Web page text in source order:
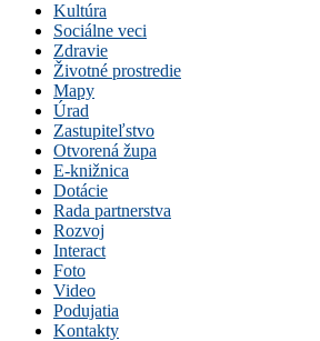
Kultúra
Sociálne veci
Zdravie
Životné prostredie
Mapy
Úrad
Zastupiteľstvo
Otvorená župa
E-knižnica
Dotácie
Rada partnerstva
Rozvoj
Interact
Foto
Video
Podujatia
Kontakty